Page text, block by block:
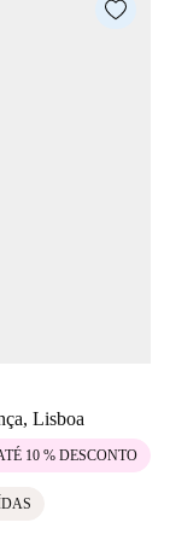
Lisboa
10 % DESCONTO